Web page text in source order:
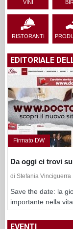
VINI
RISTORANTI
EDITORIALE
Firmato DW
Da oggi ci trovi
di Stefania Vinciguerra
Save the date: la
importante nella vita
EVENTI